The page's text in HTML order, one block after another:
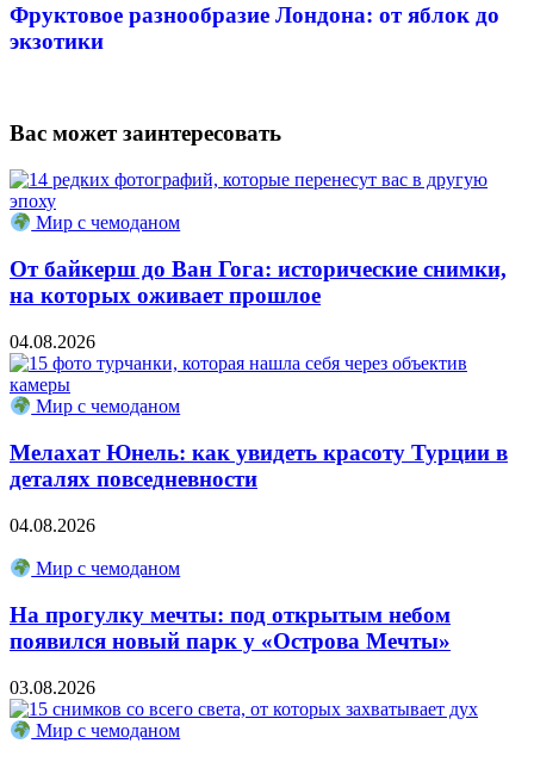
Фруктовое разнообразие Лондона: от яблок до
экзотики
Вас может заинтересовать
Мир с чемоданом
От байкерш до Ван Гога: исторические снимки,
на которых оживает прошлое
04.08.2026
Мир с чемоданом
Мелахат Юнель: как увидеть красоту Турции в
деталях повседневности
04.08.2026
Мир с чемоданом
На прогулку мечты: под открытым небом
появился новый парк у «Острова Мечты»
03.08.2026
Мир с чемоданом